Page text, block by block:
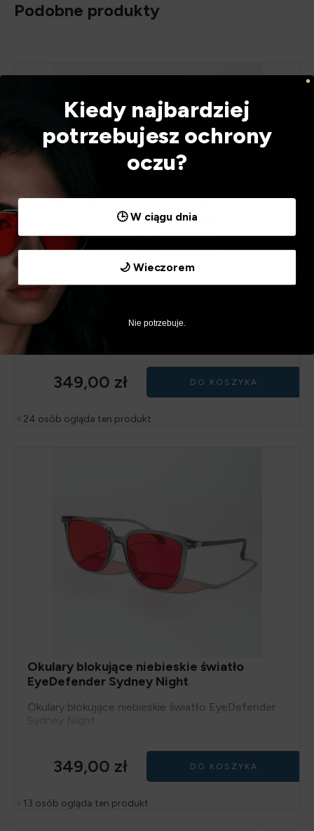
Podobne produkty
Okulary z filtrem światła niebieskiego
EyeDefender Paris Day
Okulary z filtrem światła niebieskiego EyeDefender
Paris Day
349,00 zł DO KOSZYKA
24 osób ogląda ten produkt
Okulary blokujące niebieskie światło
EyeDefender Sydney Night
Okulary blokujące niebieskie światło EyeDefender
349,00 zł DO KOSZYKA
13 osób ogląda ten produkt
Używamy ciasteczek, aby zapewnić najlepszą jakość
korzystania z naszej witryny.
Możesz dowiedzieć się więcej o tym, jakich ciasteczek
używamy, lub wyłączyć je wustawieniach
Akceptuj
Kiedy najbardziej
potrzebujesz ochrony
oczu?
🕒 W ciągu dnia
🌙 Wieczorem
Nie potrzebuje.